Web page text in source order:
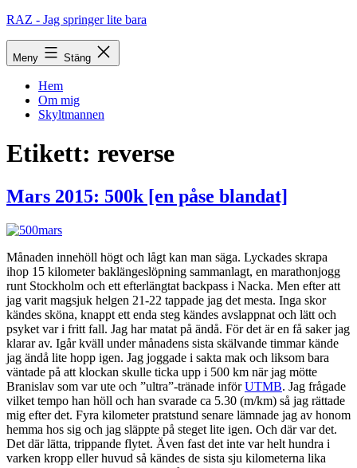
Hoppa
innehåll
RAZ - Jag springer lite bara
Meny Stäng
Hem
Om mig
Skyltmannen
Etikett: reverse
Mars 2015: 500k [en påse blandat]
Månaden innehöll högt och lågt kan man säga. Lyckades skrapa
ihop 15 kilometer baklängeslöpning sammanlagt, en marathonjogg
runt Stockholm och ett efterlängtat backpass i Nacka. Men efter att
jag varit magsjuk helgen 21-22 tappade jag det mesta. Inga skor
kändes sköna, knappt ett enda steg kändes avslappnat och lätt och
psyket var i fritt fall. Jag har matat på ändå. För det är en få saker jag
klarar av. Igår kväll under månadens sista skälvande timmar kände
jag ändå lite hopp igen. Jag joggade i sakta mak och liksom bara
väntade på att klockan skulle ticka upp i 500 km när jag mötte
Branislav som var ute och ”ultra”-tränade införUTMB. Jag frågade
vilket tempo han höll och han svarade ca 5.30 (m/km) så jag rättade
mig efter det. Fyra kilometer pratstund senare lämnade jag av honom
hemma hos sig och jag släppte på steget lite igen. Och där var det.
Det där lätta, trippande flytet. Även fast det inte var helt hundra i
varken kropp eller huvud så kändes de sista sju kilometerna lika